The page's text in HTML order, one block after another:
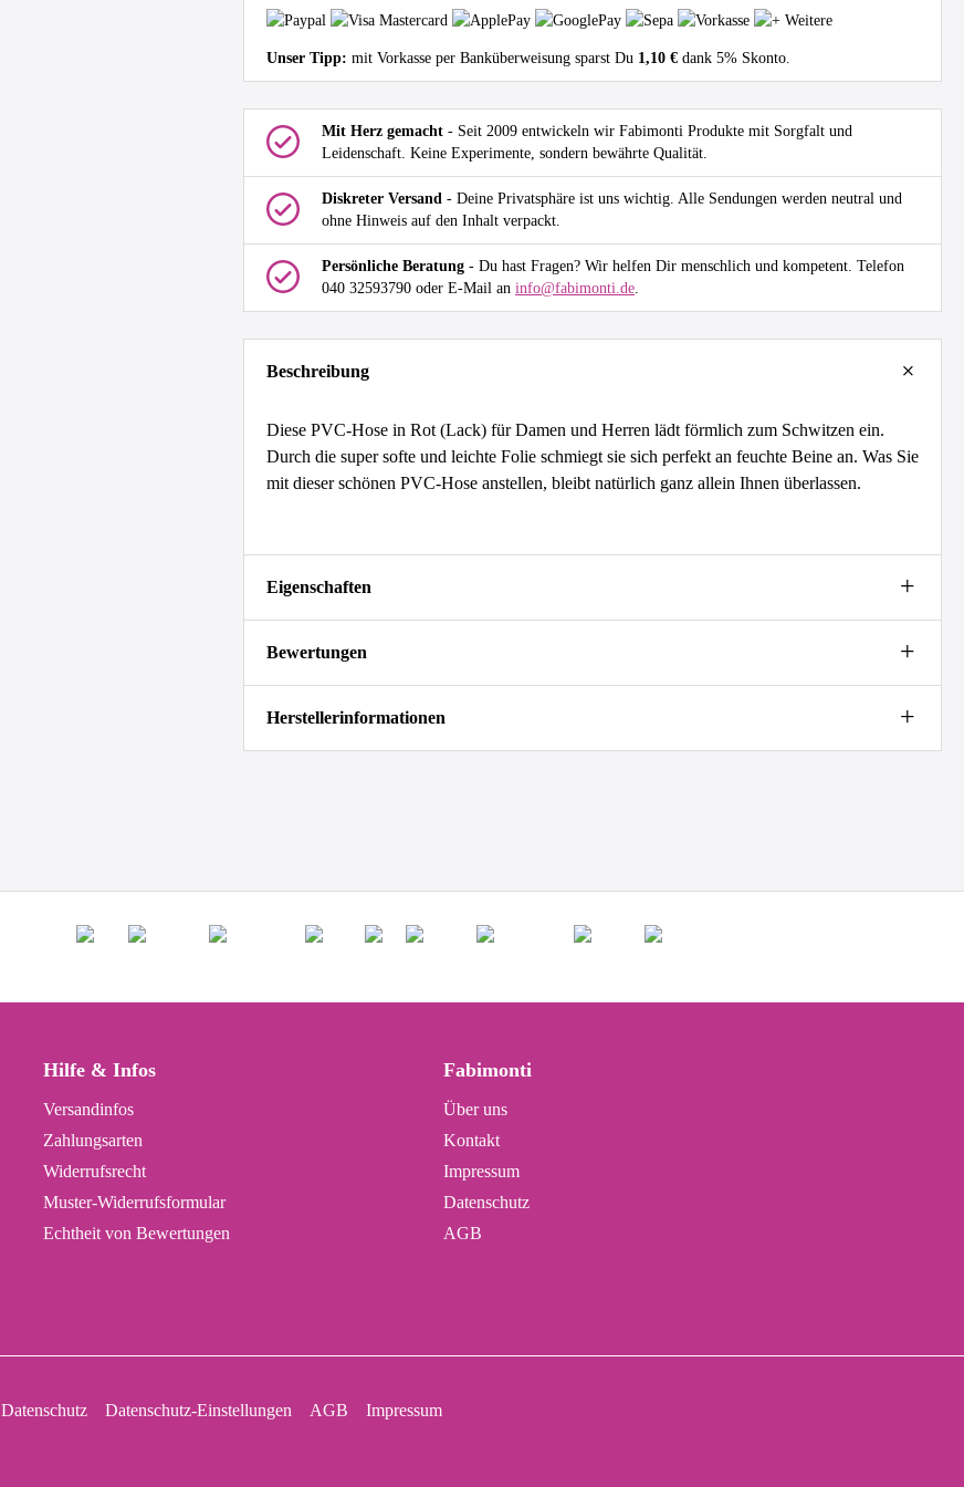
Unser Tipp: mit Vorkasse per Banküberweisung sparst Du 1,10 € dank 5% Skonto.
Mit Herz gemacht - Seit 2009 entwickeln wir Fabimonti Produkte mit Sorgfalt und
Leidenschaft. Keine Experimente, sondern bewährte Qualität.
Diskreter Versand - Deine Privatsphäre ist uns wichtig. Alle Sendungen werden neutral und
ohne Hinweis auf den Inhalt verpackt.
Persönliche Beratung - Du hast Fragen? Wir helfen Dir menschlich und kompetent. Telefon
040 32593790 oder E-Mail an info@fabimonti.de.
Beschreibung
Diese PVC-Hose in Rot (Lack) für Damen und Herren lädt förmlich zum Schwitzen ein.
Durch die super softe und leichte Folie schmiegt sie sich perfekt an feuchte Beine an. Was Sie
mit dieser schönen PVC-Hose anstellen, bleibt natürlich ganz allein Ihnen überlassen.
Eigenschaften
Bewertungen
Herstellerinformationen
Hilfe & Infos
Versandinfos
Zahlungsarten
Widerrufsrecht
Muster-Widerrufsformular
Echtheit von Bewertungen
Fabimonti
Über uns
Kontakt
Impressum
Datenschutz
AGB
Datenschutz Datenschutz-Einstellungen AGB Impressum